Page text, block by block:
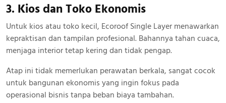
3. Kios dan Toko Ekonomis
Untuk kios atau toko kecil, Ecoroof Single Layer menawarkan
kepraktisan dan tampilan profesional. Bahannya tahan cuaca,
menjaga interior tetap kering dan tidak pengap.
Atap ini tidak memerlukan perawatan berkala, sangat cocok
untuk bangunan ekonomis yang ingin fokus pada
operasional bisnis tanpa beban biaya tambahan.